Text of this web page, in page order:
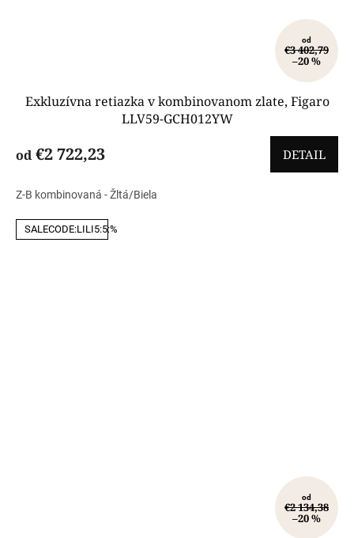
od
€3 402,79
–20 %
Exkluzívna retiazka v kombinovanom zlate, Figaro
LLV59-GCH012YW
od€2 722,23 DETAIL
Z-B kombinovaná - Žltá/Biela
SALECODE:LILI5:5:%
od
€2 134,38
–20 %